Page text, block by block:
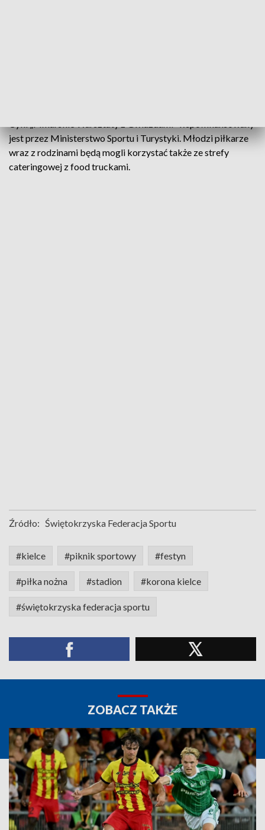
jest przez Ministerstwo Sportu i Turystyki. Młodzi piłkarze
wraz z rodzinami będą mogli korzystać także ze strefy
cateringowej z food truckami.
Źródło: Świętokrzyska Federacja Sportu
#kielce #piknik sportowy #festyn
#piłka nożna #stadion #korona kielce
#świętokrzyska federacja sportu
ZOBACZ TAKŻE